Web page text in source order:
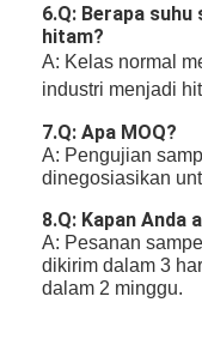
6.Q: Berapa
hitam?
A: Kelas normal
industri menjadi
7.Q: Apa MOQ?
A: Pengujian
dinegosiasikan
8.Q: Kapan Anda
A: Pesanan
dikirim dalam 3
dalam 2 minggu.